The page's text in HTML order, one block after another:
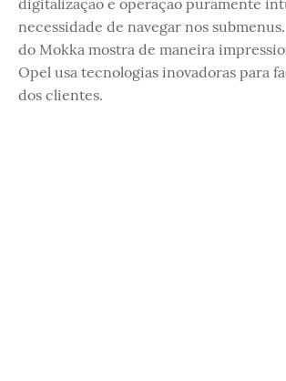
necessidade de navegar nos
do Mokka mostra de maneira
Opel usa tecnologias inovadoras para
dos clientes.